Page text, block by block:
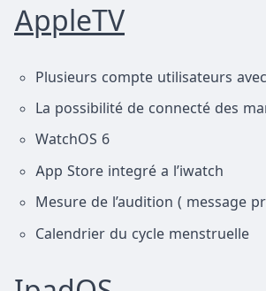
AppleTV
Plusieurs compte utilisateurs
La possibilité de connecté des
WatchOS 6
App Store integré a l’iwatch
Mesure de l’audition ( message
Calendrier du cycle menstruelle